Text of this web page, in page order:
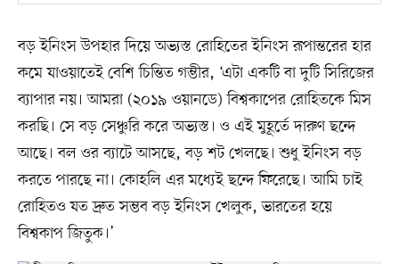
বড় ইনিংস উপহার দিয়ে অভ্যস্ত রোহিতের ইনিংস রূপান্তরের হার
কমে যাওয়াতেই বেশি চিন্তিত গম্ভীর, ‘এটা একটি বা দুটি সিরিজের
ব্যাপার নয়। আমরা (২০১৯ ওয়ানডে) বিশ্বকাপের রোহিতকে মিস
করছি। সে বড় সেঞ্চুরি করে অভ্যস্ত। ও এই মুহূর্তে দারুণ ছন্দে
আছে। বল ওর ব্যাটে আসছে, বড় শট খেলছে। শুধু ইনিংস বড়
করতে পারছে না। কোহলি এর মধ্যেই ছন্দে ফিরেছে। আমি চাই
রোহিতও যত দ্রুত সম্ভব বড় ইনিংস খেলুক, ভারতের হয়ে
বিশ্বকাপ জিতুক।’